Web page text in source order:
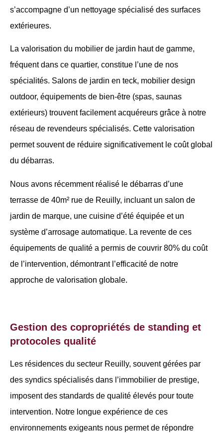
s’accompagne d’un nettoyage spécialisé des surfaces
extérieures.
La valorisation du mobilier de jardin haut de gamme,
fréquent dans ce quartier, constitue l’une de nos
spécialités. Salons de jardin en teck, mobilier design
outdoor, équipements de bien-être (spas, saunas
extérieurs) trouvent facilement acquéreurs grâce à notre
réseau de revendeurs spécialisés. Cette valorisation
permet souvent de réduire significativement le coût global
du débarras.
Nous avons récemment réalisé le débarras d’une
terrasse de 40m² rue de Reuilly, incluant un salon de
jardin de marque, une cuisine d’été équipée et un
système d’arrosage automatique. La revente de ces
équipements de qualité a permis de couvrir 80% du coût
de l’intervention, démontrant l’efficacité de notre
approche de valorisation globale.
Gestion des copropriétés de standing et
protocoles qualité
Les résidences du secteur Reuilly, souvent gérées par
des syndics spécialisés dans l’immobilier de prestige,
imposent des standards de qualité élevés pour toute
intervention. Notre longue expérience de ces
environnements exigeants nous permet de répondre